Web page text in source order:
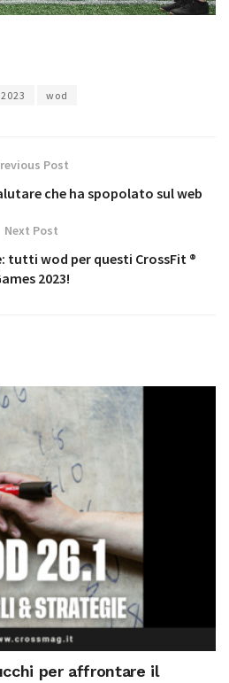
wod
Post
che ha spopolato sul web
Next Post
tutti wod per questi CrossFit ®
2023!
per affrontare il